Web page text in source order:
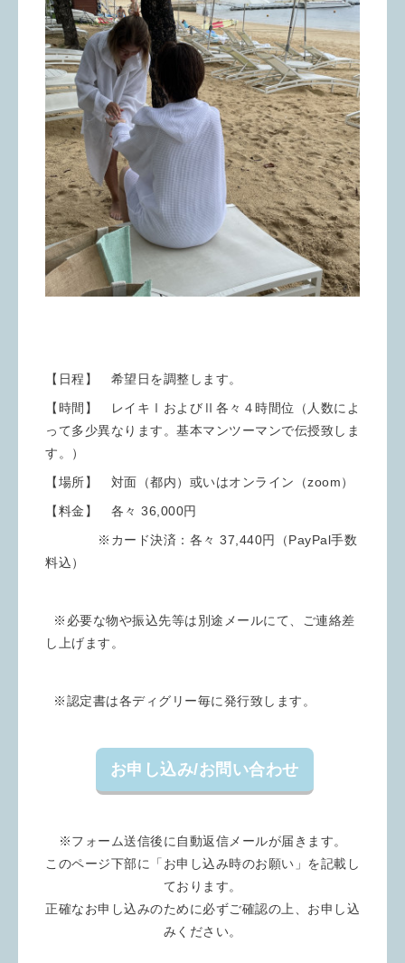
【日程】 希望日を調整します。
【時間】 レイキⅠおよびⅡ各々４時間位（人数によ
って多少異なります。基本マンツーマンで伝授致しま
す。）
【場所】 対面（都内）或いはオンライン（zoom）
【料金】 各々 36,000円
※カード決済： 各々 37,440円（PayPal手数
料込）
※必要な物や振込先等は別途メールにて、ご連絡差
し上げます。
※認定書は各ディグリー毎に発行致します。
お申し込み/お問い合わせ
※フォーム送信後に自動返信メールが届きます。
このページ下部に「お申し込み時のお願い」を記載し
ております。
正確なお申し込みのために必ずご確認の上、お申し込
みください。